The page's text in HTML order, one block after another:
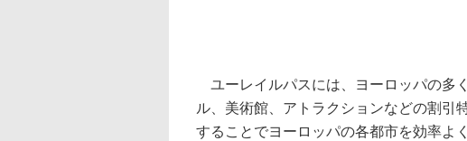
ユーレイルパスには、ヨーロッパの多
ル、美術館、アトラクションなどの割引
することでヨーロッパの各都市を効率よ